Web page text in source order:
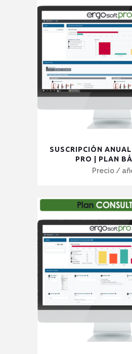
Las
opciones
se
pueden
elegir
en
la
página
SUSCRIPCIÓN
PRO | PLAN
Precio /